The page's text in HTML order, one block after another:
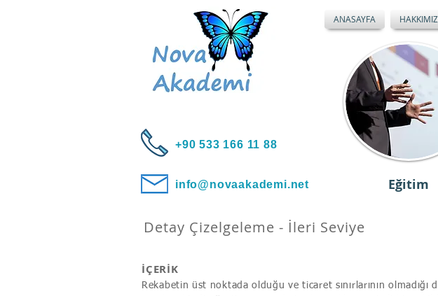
+90 533 166 11 88
info@novaakademi.net
ANASAYFA
Eğitim
Detay Çizelgeleme - İleri Seviye
İÇERİK
Rekabetin üst noktada olduğu ve ticaret sınırlarının